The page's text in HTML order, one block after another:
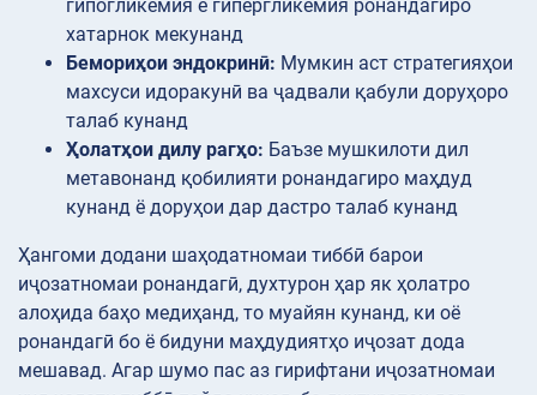
гипогликемия ё гипергликемия ронандагиро
хатарнок мекунанд
Бемориҳои эндокринӣ: Мумкин аст стратегияҳои
махсуси идоракунӣ ва ҷадвали қабули доруҳоро
талаб кунанд
Ҳолатҳои дилу рагҳо: Баъзе мушкилоти дил
метавонанд қобилияти ронандагиро маҳдуд
кунанд ё доруҳои дар дастро талаб кунанд
Ҳангоми додани шаҳодатномаи тиббӣ барои
иҷозатномаи ронандагӣ, духтурон ҳар як ҳолатро
алоҳида баҳо медиҳанд, то муайян кунанд, ки оё
ронандагӣ бо ё бидуни маҳдудиятҳо иҷозат дода
мешавад. Агар шумо пас аз гирифтани иҷозатномаи